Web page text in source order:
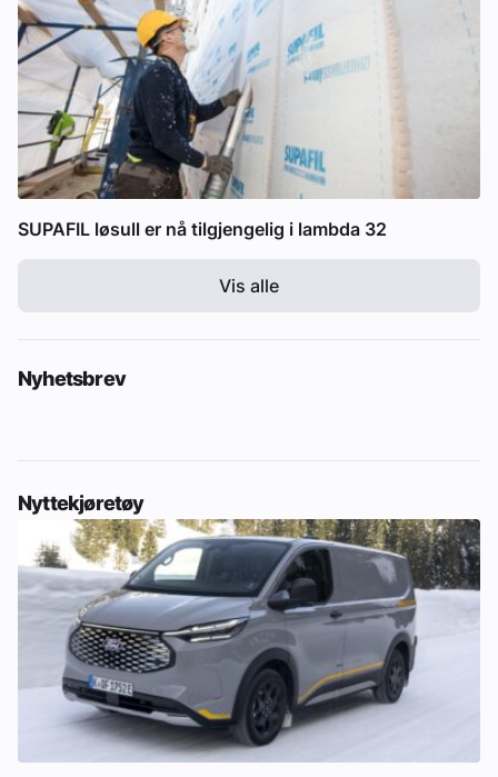
SUPAFIL løsull er nå tilgjengelig i lambda 32
Vis alle
Nyhetsbrev
Nyttekjøretøy